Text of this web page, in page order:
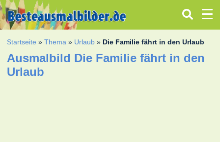
Startseite »Thema » Urlaub » Die Familie fährt in den Urlaub
Ausmalbild Die Familie fährt in den
Urlaub